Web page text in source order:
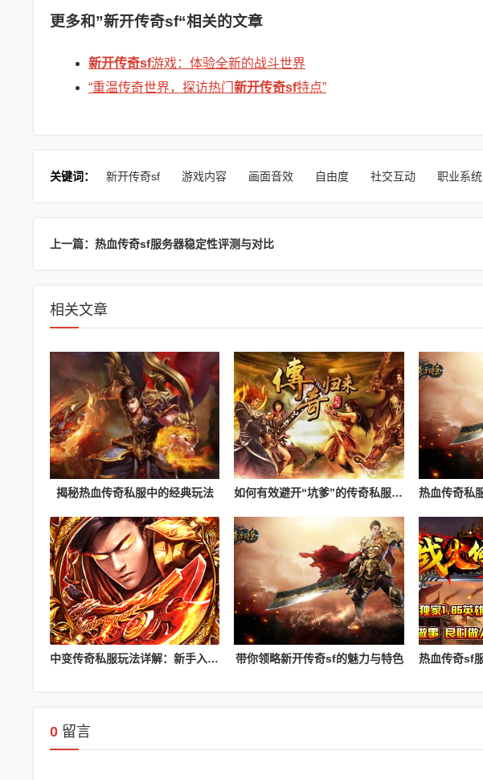
更多和”新开传奇sf“相关的文章
新开传奇sf游戏：体验全新的战斗世界
“重温传奇世界，探访热门 新开传奇sf特点”
关键词： 新开传奇sf 游戏内容 画面音效 自由度 社交互动 职业系统
上一篇：热血传奇sf服务器稳定性评测与对比
相关文章
揭秘热血传奇私服中的经典玩法 如何有效避开“坑爹”的传奇私服？辨别黑心服务器的指南
中变传奇私服玩法详解：新手入门攻略 带你领略新开传奇sf的魅力与特色
0 留言